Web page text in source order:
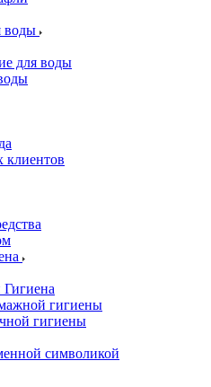
воды
для воды
клиентов
гигиены
гигиены
символикой